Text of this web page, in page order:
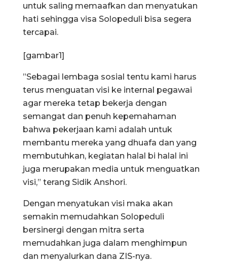
untuk saling memaafkan dan menyatukan
hati sehingga visa Solopeduli bisa segera
tercapai.
[gambar1]
”Sebagai lembaga sosial tentu kami harus
terus menguatan visi ke internal pegawai
agar mereka tetap bekerja dengan
semangat dan penuh kepemahaman
bahwa pekerjaan kami adalah untuk
membantu mereka yang dhuafa dan yang
membutuhkan, kegiatan halal bi halal ini
juga merupakan media untuk menguatkan
visi,” terang Sidik Anshori.
Dengan menyatukan visi maka akan
semakin memudahkan Solopeduli
bersinergi dengan mitra serta
memudahkan juga dalam menghimpun
dan menyalurkan dana ZIS-nya.